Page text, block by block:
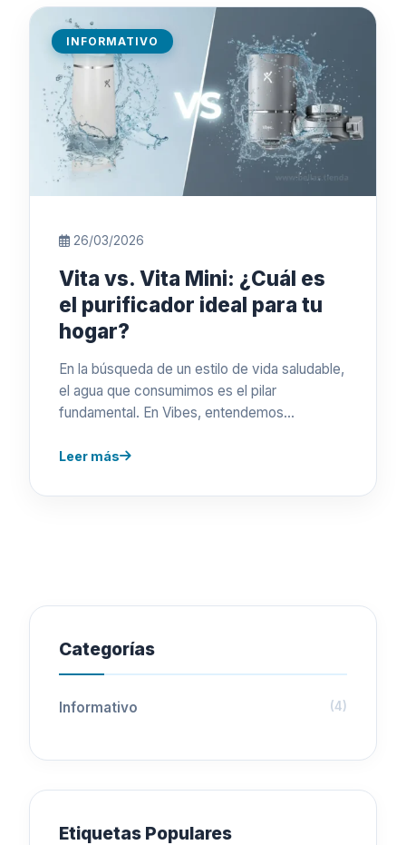
INFORMATIVO
26/03/2026
Vita vs. Vita Mini: ¿Cuál es
el purificador ideal para tu
hogar?
En la búsqueda de un estilo de vida saludable,
el agua que consumimos es el pilar
fundamental. En Vibes, entendemos…
Leer más
Categorías
Informativo (4)
Etiquetas Populares